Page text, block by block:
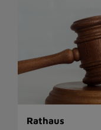
Rathaus